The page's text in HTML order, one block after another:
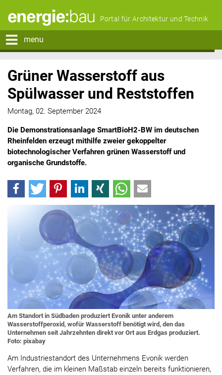
Portal für Architektur und Technik
menu
Grüner Wasserstoff aus
Spülwasser und Reststoffen
Montag, 02. September 2024
Die Demonstrationsanlage SmartBioH2-BW im deutschen
Rheinfelden erzeugt mithilfe zweier gekoppelter
biotechnologischer Verfahren grünen Wasserstoff und
organische Grundstoffe.
Am Standort in Südbaden produziert Evonik unter anderem
Wasserstoffperoxid, wofür Wasserstoff benötigt wird, den das
Unternehmen seit Jahrzehnten direkt vor Ort aus Erdgas produziert.
Foto: pixabay
Am Industriestandort des Unternehmens Evonik werden
Verfahren, die im kleinen Maßstab einzeln bereits funktionieren,